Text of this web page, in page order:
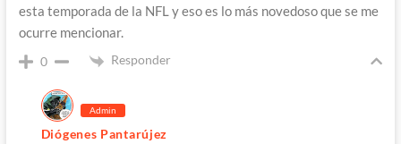
esta temporada de la NFL y eso es lo más novedoso que se me
ocurre mencionar.
0 Responder
Admin
Diógenes Pantarújez